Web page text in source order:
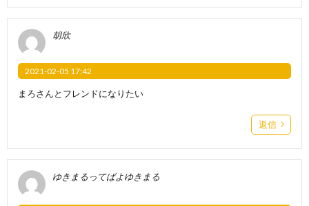
胡欣
2021-02-05 17:42
まろさんとフレンドになりたい
返信
ゆきまるってばよゆきまる